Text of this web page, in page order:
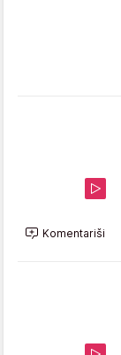
Komentariši